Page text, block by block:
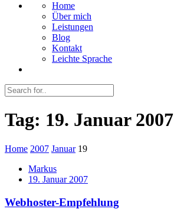
Home
Über mich
Leistungen
Blog
Kontakt
Leichte Sprache
Tag: 19. Januar 2007
Home 2007 Januar 19
Markus
19. Januar 2007
Webhoster-Empfehlung